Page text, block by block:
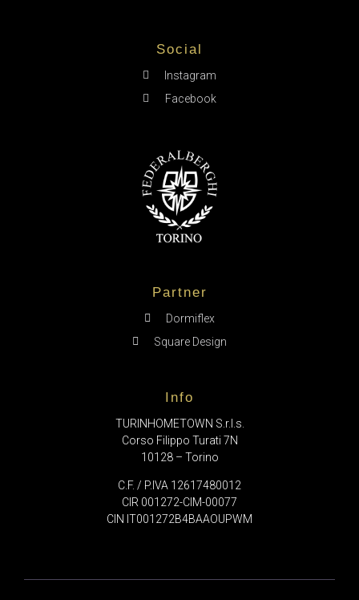
Social
Instagram
Facebook
Partner
Dormiflex
Square Design
Info
TURINHOMETOWN S.r.l.s.
Corso Filippo Turati 7N
10128 – Torino
C.F. / P.IVA 12617480012
CIR 001272-CIM-00077
CIN IT001272B4BAAOUPWM